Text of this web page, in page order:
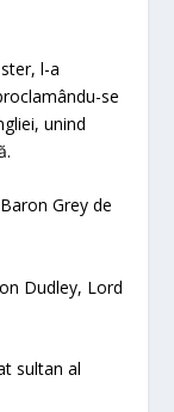
l-a
se
unind
Grey de
Dudley, Lord
sultan al